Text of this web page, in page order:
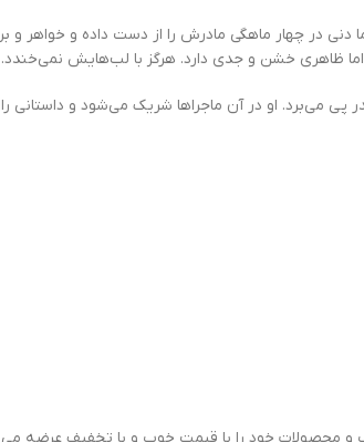
در چهار ماهگی مادرش را از دست داده و خواهر و
ظاهری خشن و جدی دارد. هرگز با لب‌هایش نمی‌خندد.
او در آن ماجراها شریک می‌شود و داستانی